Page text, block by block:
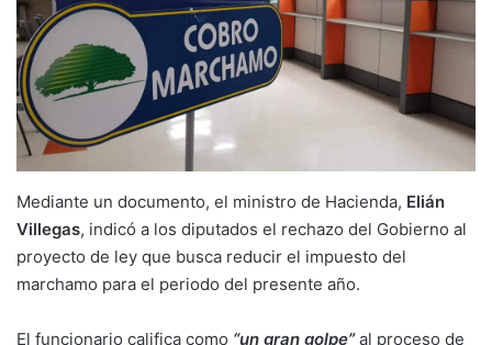
Mediante un documento, el ministro de Hacienda, Elián
Villegas, indicó a los diputados el rechazo del Gobierno al
proyecto de ley que busca reducir el impuesto del
marchamo para el periodo del presente año.
El funcionario califica como “un gran golpe”al proceso de